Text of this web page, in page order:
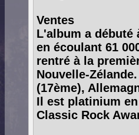
Ventes
L'album a débuté
en écoulant 61
rentré à la
Nouvelle-
(17ème),
Il est platinium
Classic Rock